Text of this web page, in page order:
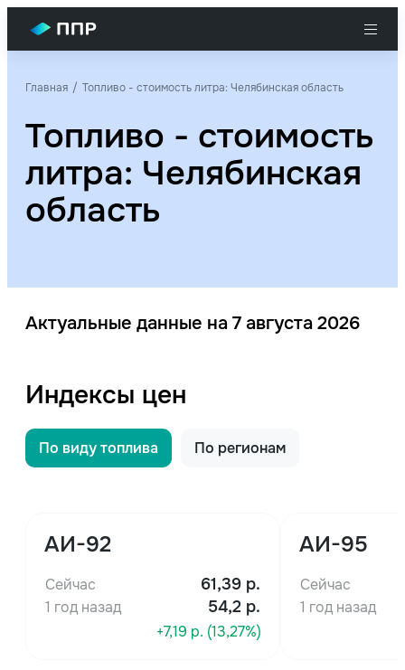
Главная Топливо - стоимость литра: Челябинская область
Топливо - стоимость
литра: Челябинская
область
Актуальные данные на 7 августа 2026
Индексы цен
По виду топлива По регионам
АИ-92
Сейчас 61,39 р.
1 год назад 54,2 р.
+7,19 р. (13,27%)
АИ-95
Сейчас
1 год назад